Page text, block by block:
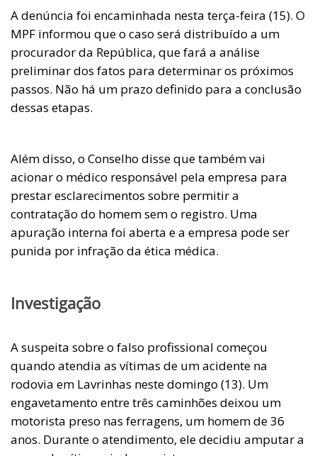
A denúncia foi encaminhada nesta terça-feira (15). O
MPF informou que o caso será distribuído a um
procurador da República, que fará a análise
preliminar dos fatos para determinar os próximos
passos. Não há um prazo definido para a conclusão
dessas etapas.
Além disso, o Conselho disse que também vai
acionar o médico responsável pela empresa para
prestar esclarecimentos sobre permitir a
contratação do homem sem o registro. Uma
apuração interna foi aberta e a empresa pode ser
punida por infração da ética médica.
Investigação
A suspeita sobre o falso profissional começou
quando atendia as vítimas de um acidente na
rodovia em Lavrinhas neste domingo (13). Um
engavetamento entre três caminhões deixou um
motorista preso nas ferragens, um homem de 36
anos. Durante o atendimento, ele decidiu amputar a